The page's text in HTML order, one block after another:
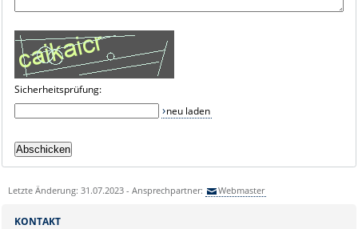
Sicherheitsprüfung:
neu laden
Letzte Änderung: 31.07.2023 - Ansprechpartner: Webmaster
KONTAKT